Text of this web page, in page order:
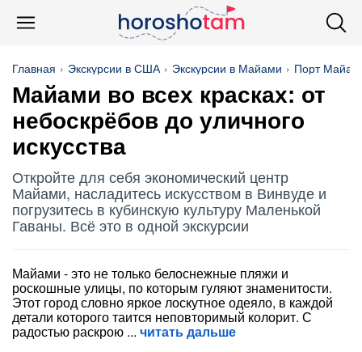
Главная Экскурсии в США Экскурсии в Майами Порт
Майами во всех красках: от
небоскрёбов до уличного
искусства
Откройте для себя экономический центр
Майами, насладитесь искусством в Винвуде и
погрузитесь в кубинскую культуру Маленькой
Гаваны. Всё это в одной экскурсии
Майами - это не только белоснежные пляжи и
роскошные улицы, по которым гуляют знаменитости.
Этот город словно яркое лоскутное одеяло, в каждой
детали которого таится неповторимый колорит. С
радостью раскрою читать дальше